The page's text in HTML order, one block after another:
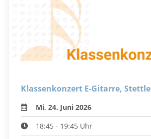
Klassenkonzert E-Gitarre,
Mi, 24. Juni 2026
18:45 - 19:45 Uhr